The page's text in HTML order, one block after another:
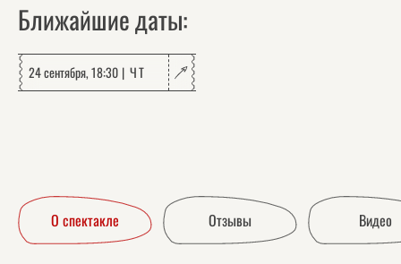
Ближайшие даты:
24 сентября, 18:30 ЧТ
О спектакле Отзывы Видео